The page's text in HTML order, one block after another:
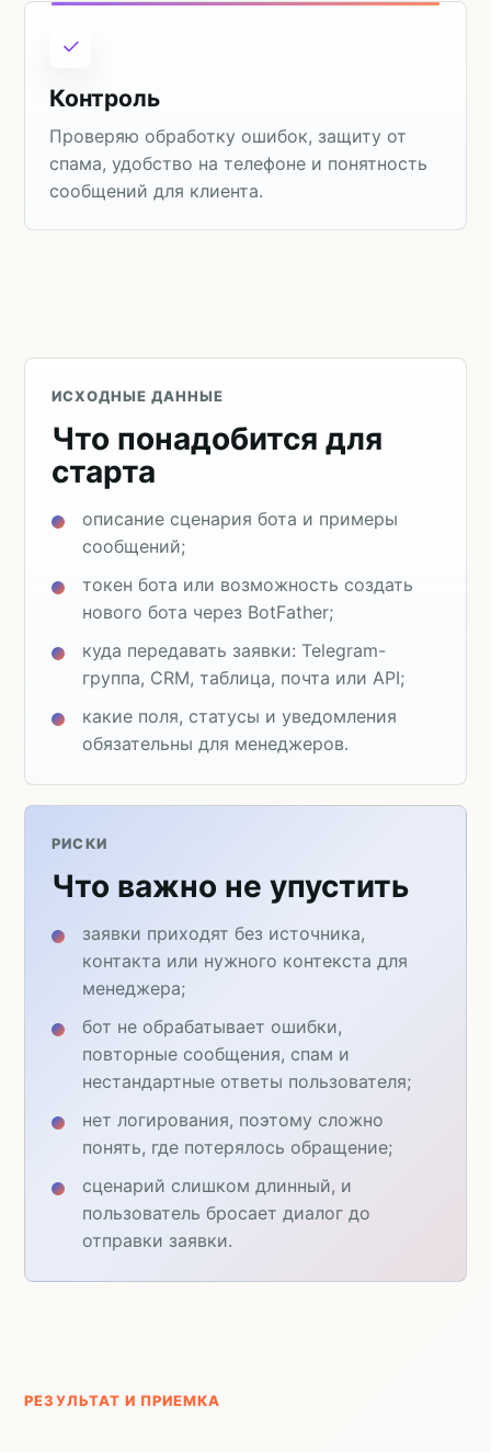
Контроль
Проверяю обработку ошибок, защиту от
спама, удобство на телефоне и понятность
сообщений для клиента.
ИСХОДНЫЕ ДАННЫЕ
Что понадобится для
старта
описание сценария бота и примеры
сообщений;
токен бота или возможность создать
нового бота через BotFather;
куда передавать заявки: Telegram-
группа, CRM, таблица, почта или API;
какие поля, статусы и уведомления
обязательны для менеджеров.
РИСКИ
Что важно не упустить
заявки приходят без источника,
контакта или нужного контекста для
менеджера;
бот не обрабатывает ошибки,
повторные сообщения, спам и
нестандартные ответы пользователя;
нет логирования, поэтому сложно
понять, где потерялось обращение;
сценарий слишком длинный, и
пользователь бросает диалог до
отправки заявки.
РЕЗУЛЬТАТ И ПРИЕМКА